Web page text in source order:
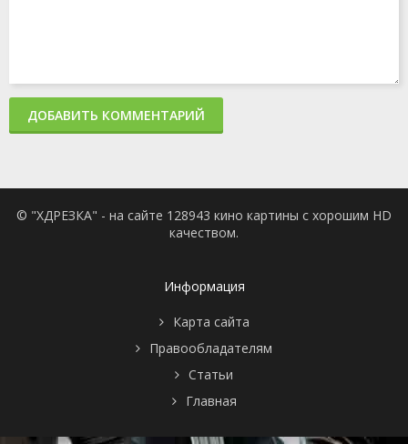
ДОБАВИТЬ КОММЕНТАРИЙ
© "ХДРЕЗКА" - на сайте 128943 кино картины с хорошим HD
качеством.
Информация
Карта сайта
Правообладателям
Статьи
Главная